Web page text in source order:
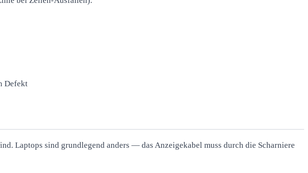
Defekt
Laptops sind grundlegend anders — das Anzeigekabel muss durch die Scharniere